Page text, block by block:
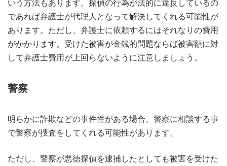
いう方法もあります。探偵の行為が法的に違反しているの
であれば弁護士が代理人となって解決してくれる可能性が
あります。ただし、弁護士に依頼するにはそれなりの費用
がかかります。受けた被害が金銭的問題ならば被害額に対
して弁護士費用が上回らないように注意しましょう。
警察
明らかに詐欺などの事件性がある場合、警察に相談する事
で警察が捜査をしてくれる可能性があります。
ただし、警察が悪徳探偵を逮捕したとしても被害を受けた